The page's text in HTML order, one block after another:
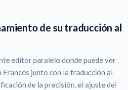
de su traducción al
editor paralelo donde puede ver
junto con la traducción al
de la precisión, el ajuste del